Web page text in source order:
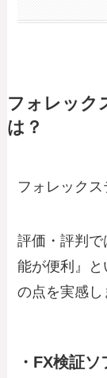
フォレック
は？
フォレックス
評価・評判
能が便利』
の点を実感し
・FX検証